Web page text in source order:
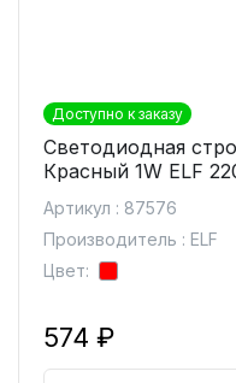
Доступно к заказу
Светодиодная
Красный 1W ELF
Артикул : 87576
Производитель : ELF
Цвет:
574 ₽